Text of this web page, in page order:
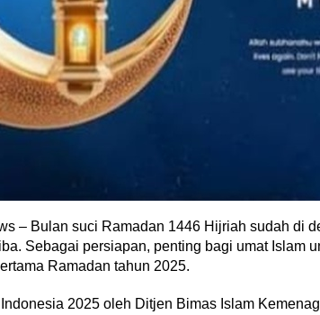
– Bulan suci Ramadan 1446 Hijriah sudah di
Sebagai persiapan, penting bagi umat Islam
Ramadan tahun 2025.
2025 oleh Ditjen Bimas Islam